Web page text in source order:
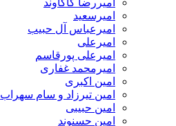
امیرسعید
امیرعباس آل حبیب
امیرعلی
امیرعلی پورقاسم
امیرمحمد غفاری
امین اکبری
امین تیرزاد و سام سهراب
امین حبیبی
امین حسنوند